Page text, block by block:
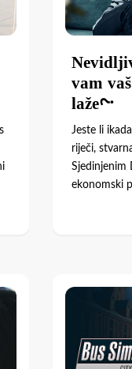
vam
laže?
Jeste li
riječi,
Sjedinjenim
ekonomski